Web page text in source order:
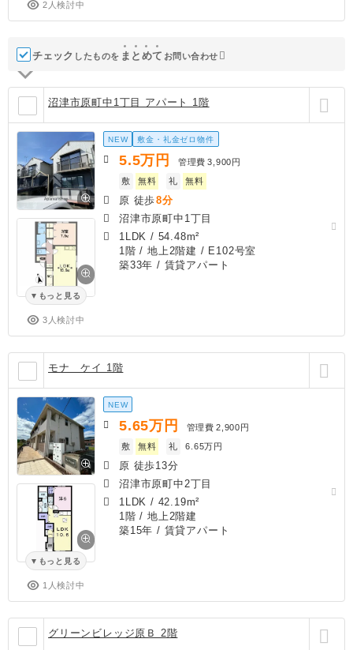
2人検討中
チェック したものを ま と めて お問い合わせ
沼津市原町中1丁目 アパート 1階
もっと見る
3人検討中
NEW 敷金・礼金ゼロ物件
5.5万円 管理費 3,900円
敷
無料 礼 無料
原 徒歩8分
沼津市原町中1丁目
1LDK / 54.48m²
1階 / 地上2階建 / E102号室
築33年 / 賃貸アパート
モナ ケイ 1階
もっと見る
1人検討中
NEW
5.65万円 管理費 2,900円
敷
無料 礼 6.65万円
原 徒歩13分
沼津市原町中2丁目
1LDK / 42.19m²
1階 / 地上2階建
築15年 / 賃貸アパート
グリーンビレッジ原Ｂ 2階